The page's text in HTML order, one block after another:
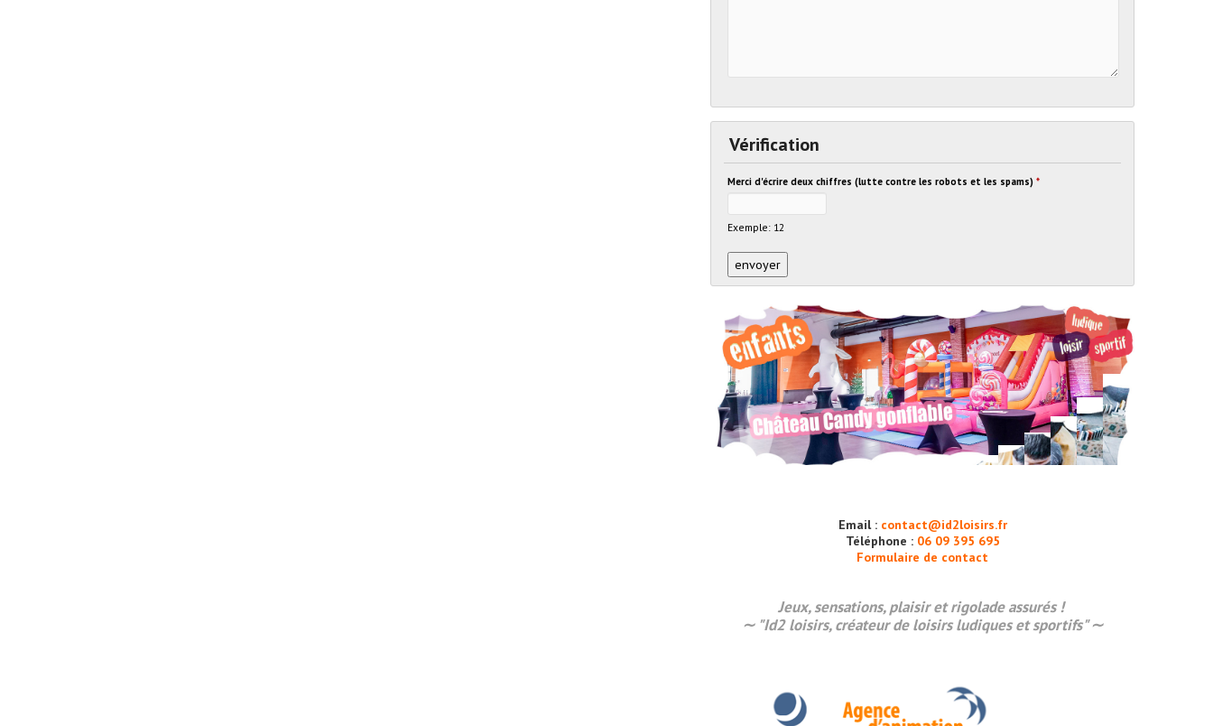
Vérification
Merci d'écrire deux chiffres (lutte contre les robots et les spams)*
Exemple: 12
Email : contact@id2loisirs.fr
Téléphone : 06 09 395 695
Formulaire de contact
Jeux, sensations,plaisiret rigolade assurés !
∼ "Id2 loisirs, créateur de loisirs ludiques et sportifs" ∼